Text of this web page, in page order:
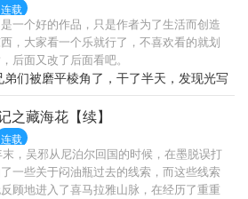
连载
一个好的作品，只是作者为了生活而创造
，大家看一个乐就行了，不喜欢看的就划
后面又改了后面看吧。
弟们被磨平棱角了，干了半天，发现光写
用
之藏海花【续】
连载
，吴邪从尼泊尔回国的时候，在墨脱误打
一些关于闷油瓶过去的线索，而这些线索
顾地进入了喜马拉雅山脉，在经历了重重